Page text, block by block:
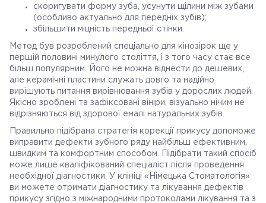
скоригувати форму зуба, усунути щілини між зубами
(особливо актуально для передніх зубів);
збільшити міцність передньої стінки.
Метод був розроблений спеціально для кінозірок ще у
першій половині минулого століття, і з того часу стає все
більш популярним. Його не можна віднести до дешевих,
але керамічні пластини служать довго та надійно
вирішують питання вирівнювання зубів у дорослих людей.
Якісно зроблені та зафіксовані вініри, візуально нічим не
відрізняються від здорової емалі натуральних зубів.
Правильно підібрана стратегія корекції прикусу допоможе
виправити дефекти зубного ряду найбільш ефективним,
швидким та комфортним способом. Підібрати такий спосіб
може лише кваліфікований спеціаліст після проведення
необхідної діагностики. У клініці «Німецька Стоматологія»
ви можете отримати діагностику та лікування дефектів
прикусу згідно з міжнародними протоколами лікування та з